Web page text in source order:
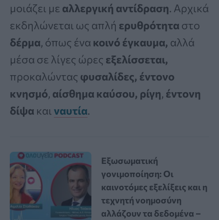
μοιάζει με αλλεργική αντίδραση. Αρχικά
εκδηλώνεται ως απλή ερυθρότητα στο
δέρμα, όπως ένα κοινό έγκαυμα, αλλά
μέσα σε λίγες ώρες εξελίσσεται,
προκαλώντας φυσαλίδες, έντονο
κνησμό, αίσθημα καύσου, ρίγη, έντονη
δίψα και ναυτία.
Εξωσωματική
γονιμοποίηση: Οι
καινοτόμες εξελίξεις και η
τεχνητή νοημοσύνη
αλλάζουν τα δεδομένα –